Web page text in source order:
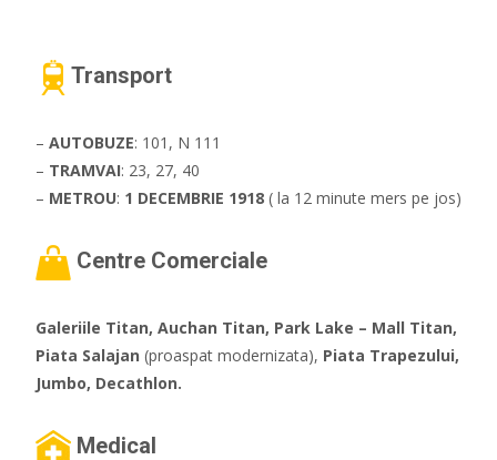
Transport
– AUTOBUZE: 101, N 111
– TRAMVAI: 23, 27, 40
– METROU: 1 DECEMBRIE 1918 ( la 12 minute mers pe jos)
Centre Comerciale
Galeriile Titan, Auchan Titan, Park Lake – Mall Titan,
Piata Salajan (proaspat modernizata), Piata Trapezului,
Jumbo, Decathlon.
Medical